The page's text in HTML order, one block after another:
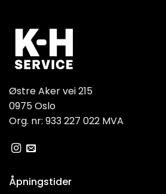
Østre Aker vei 215
0975 Oslo
Org. nr: 933 227 022 MVA
Åpningstider